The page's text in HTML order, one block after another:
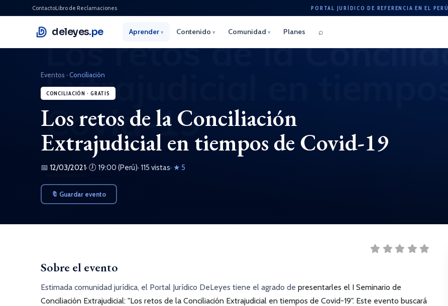
ContactoLibro de Reclamaciones PORTAL JURÍDICO DE REFERENCIA EN EL PERÚ
deleyes.pe Aprender ▾ Contenido ▾ Comunidad ▾ Planes ⌕
Eventos · Conciliación
CONCILIACIÓN · GRATIS
Los retos de la Conciliación
Extrajudicial en tiempos de Covid-19
📅 12/03/2021· 🕖 19:00 (Perú)· 115 vistas· ★ 5
🔖 Guardar evento
Sobre el evento
Estimada comunidad jurídica, el Portal Jurídico DeLeyes tiene el agrado de presentarles el I Seminario de
Conciliación Extrajudicial: "Los retos de la Conciliación Extrajudicial en tiempos de Covid-19". Este evento buscará